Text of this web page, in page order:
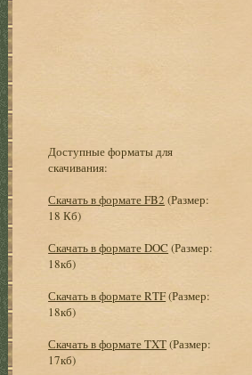
Доступные форматы для
скачивания:
Скачать в формате FB2 (Размер:
18 Кб)
Скачать в формате DOC (Размер:
18кб)
Скачать в формате RTF(Размер:
18кб)
Скачать в формате TXT(Размер:
17кб)